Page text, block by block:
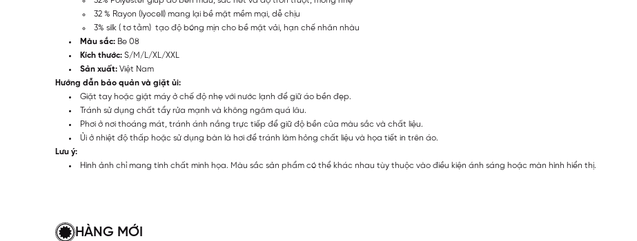
32 % Rayon (lyocell) mang lại bề mặt mềm mại, dễ chịu
3% silk ( tơ tằm) tạo độ bóng mịn cho bề mặt vải, hạn chế nhăn nhàu
Màu sắc: Be 08
Kích thước: S/M/L/XL/XXL
Sản xuất: Việt Nam
Hướng dẫn bảo quản và giặt ủi:
Giặt tay hoặc giặt máy ở chế độ nhẹ với nước lạnh để giữ áo bền đẹp.
Tránh sử dụng chất tẩy rửa mạnh và không ngâm quá lâu.
Phơi ở nơi thoáng mát, tránh ánh nắng trực tiếp để giữ độ bền của màu sắc và chất liệu.
Ủi ở nhiệt độ thấp hoặc sử dụng bàn là hơi để tránh làm hỏng chất liệu và họa tiết in trên áo.
Lưu ý:
Hình ảnh chỉ mang tính chất minh họa. Màu sắc sản phẩm có thể khác nhau tùy thuộc vào điều kiện ánh sáng hoặc màn hình hiển thị.
HÀNG MỚI